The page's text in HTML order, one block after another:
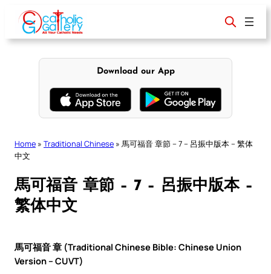
content
Download our App
Home » Traditional Chinese » 馬可福音 章節 – 7 – 呂振中版本 – 繁体
中文
馬可福音 章節 – 7 – 呂振中版本 –
繁体中文
馬可福音 章 (Traditional Chinese Bible: Chinese Union
Version – CUVT)